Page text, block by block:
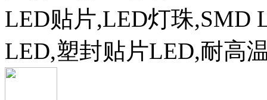
LED贴片,LED灯珠,SMD
LED,塑封贴片LED,耐